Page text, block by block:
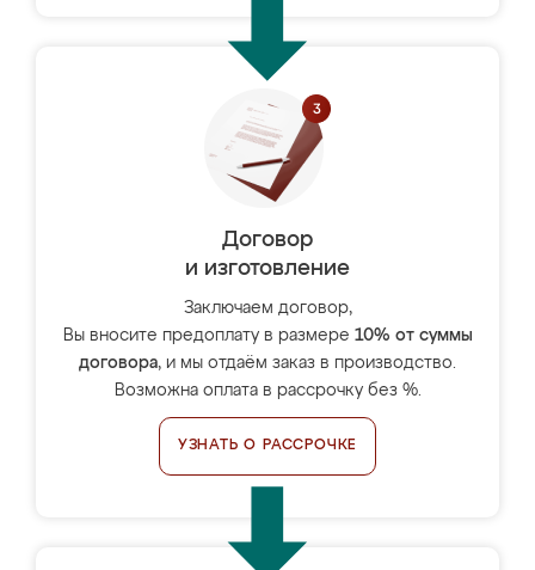
Договор
и изготовление
Заключаем договор,
Вы вносите предоплату в размере 10% от суммы
договора, и мы отдаём заказ в производство.
Возможна оплата в рассрочку без %.
УЗНАТЬ О РАССРОЧКЕ